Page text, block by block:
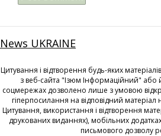
News UKRAINE
Цитування і відтворення будь-яких
з веб-сайта "Ізюм Інформаційний" або
соцмережах дозволено лише з умовою
гіперпосилання на відповідний
Цитування, використання і відтворення
друкованих виданнях), мобільних
письмового дозволу